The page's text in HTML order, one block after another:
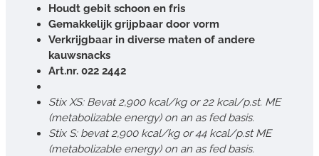
Houdt gebit schoon en fris
Gemakkelijk grijpbaar door vorm
Verkrijgbaar in diverse maten of andere
kauwsnacks
Art.nr. 022 2442
Stix XS: Bevat 2,900 kcal/kg or 22 kcal/p.st. ME
(metabolizable energy) on an as fed basis.
Stix S: bevat 2,900 kcal/kg or 44 kcal/p.st ME
(metabolizable energy) on an as fed basis.